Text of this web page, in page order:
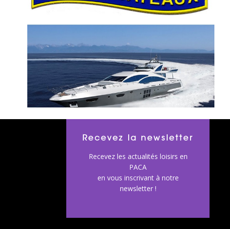
Recevez la newsletter
Recevez les actualités loisirs en
PACA
en vous inscrivant à notre
newsletter !